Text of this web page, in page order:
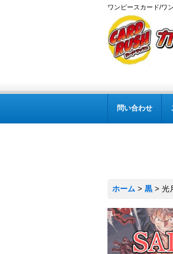
ワンピースカード/ワ
問い合わせ
ホーム > 黒 > 光